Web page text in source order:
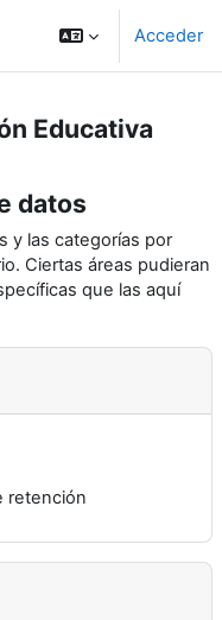
Acceder
Educativa
datos
y las categorías por
Ciertas áreas pudieran
que las aquí
retención